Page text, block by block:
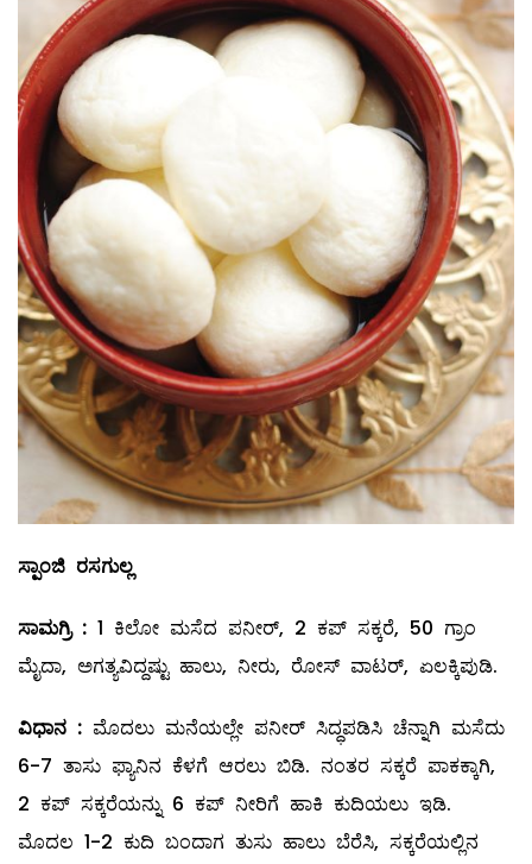
ಸ್ಪಾಂಜಿ ರಸಗುಲ್ಲ
ಸಾಮಗ್ರಿ : 1 ಕಿಲೋ ಮಸೆದ ಪನೀರ್‌, 2 ಕಪ್‌ ಸಕ್ಕರೆ, 50 ಗ್ರಾಂ
ಮೈದಾ, ಅಗತ್ಯವಿದ್ದಷ್ಟು ಹಾಲು, ನೀರು, ರೋಸ್‌ ವಾಟರ್‌, ಏಲಕ್ಕಿಪುಡಿ.
ವಿಧಾನ : ಮೊದಲು ಮನೆಯಲ್ಲೇ ಪನೀರ್‌ ಸಿದ್ಧಪಡಿಸಿ ಚೆನ್ನಾಗಿ ಮಸೆದು
6-7 ತಾಸು ಫ್ಯಾನಿನ ಕೆಳಗೆ ಆರಲು ಬಿಡಿ. ನಂತರ ಸಕ್ಕರೆ ಪಾಕಕ್ಕಾಗಿ,
2 ಕಪ್‌ ಸಕ್ಕರೆಯನ್ನು 6 ಕಪ್‌ ನೀರಿಗೆ ಹಾಕಿ ಕುದಿಯಲು ಇಡಿ.
ಮೊದಲ 1-2 ಕುದಿ ಬಂದಾಗ ತುಸು ಹಾಲು ಬೆರೆಸಿ, ಸಕ್ಕರೆಯಲ್ಲಿನ